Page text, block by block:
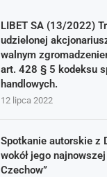
LIBET SA (13/2022)
udzielonej
walnym
art. 428 § 5 kodeksu
handlowych.
12 lipca 2022
Spotkanie autorskie z
wokół jego
Czechow”